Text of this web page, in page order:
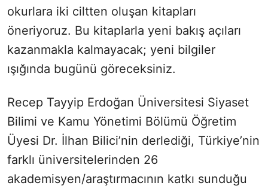
okurlara iki ciltten oluşan kitapları
öneriyoruz. Bu kitaplarla yeni bakış açıları
kazanmakla kalmayacak; yeni bilgiler
ışığında bugünü göreceksiniz.
Recep Tayyip Erdoğan Üniversitesi Siyaset
Bilimi ve Kamu Yönetimi Bölümü Öğretim
Üyesi Dr. İlhan Bilici’nin derlediği, Türkiye’nin
farklı üniversitelerinden 26
akademisyen/araştırmacının katkı sunduğu